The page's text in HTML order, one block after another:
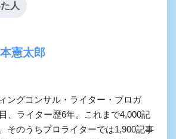
人
憲太郎
ングコンサル・ライター・ブロガ
、ライター歴6年。これまで4,000記
そのうちプロライターでは1,900記事